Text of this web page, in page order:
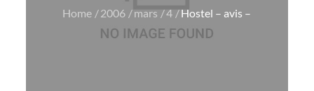
Home 2006 mars 4 Hostel – avis –